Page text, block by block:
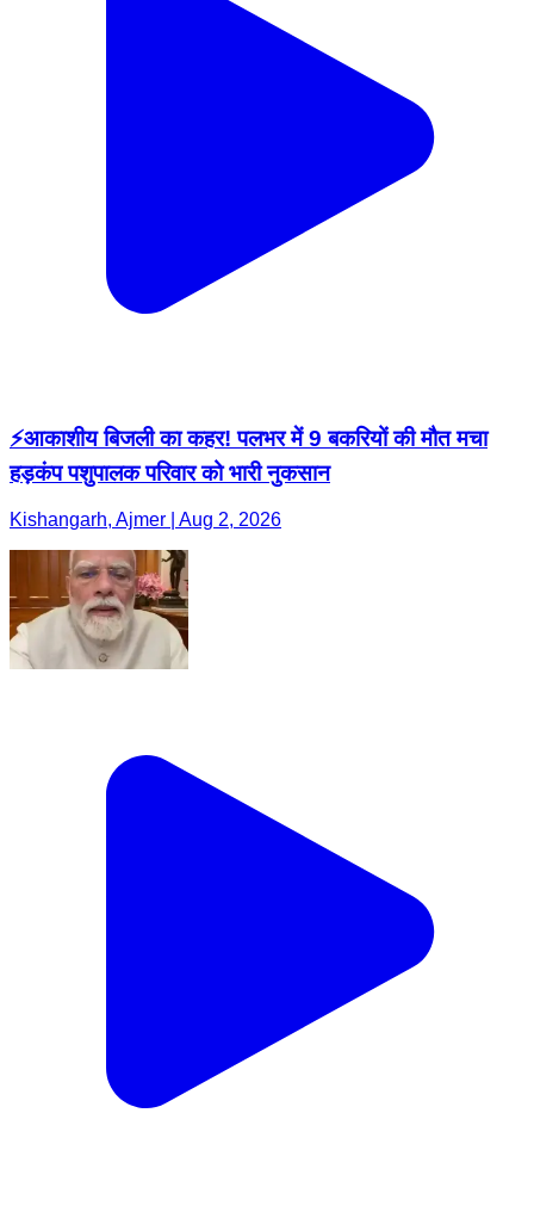
⚡आकाशीय बिजली का कहर! पलभर में 9 बकरियों की मौत मचा
हड़कंप पशुपालक परिवार को भारी नुकसान
Kishangarh, Ajmer | Aug 2, 2026